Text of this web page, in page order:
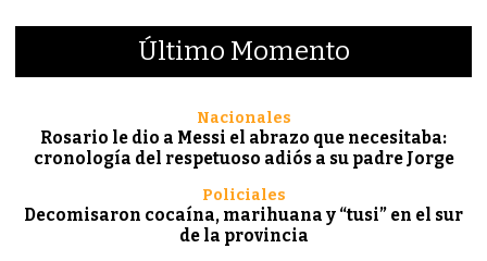
Último Momento
Rosario le dio a Messi el abrazo que necesitaba:
cronología del respetuoso adiós a su padre Jorge
Nacionales
Decomisaron cocaína, marihuana y “tusi” en el sur
de la provincia
Policiales